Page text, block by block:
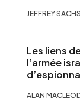
JEFFREY SACHS
Les liens
l’armée
ALAN